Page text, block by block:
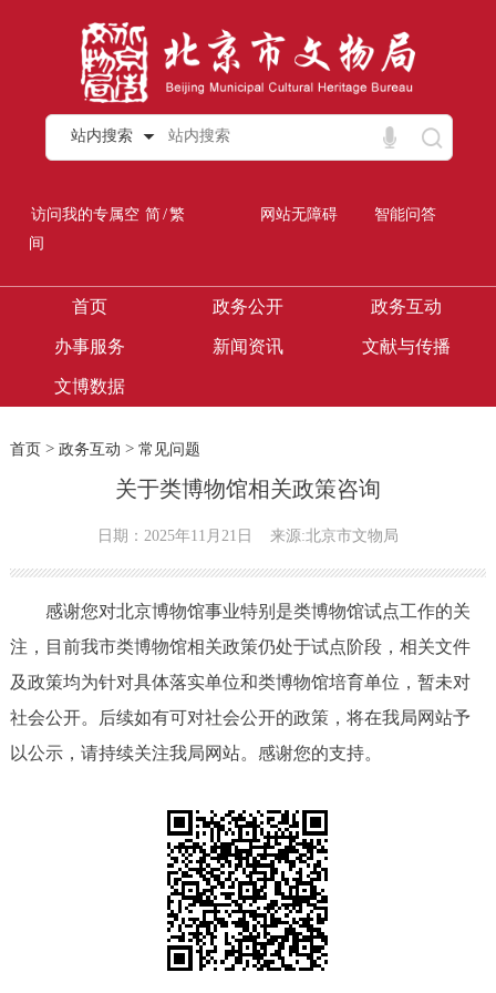
站内搜索
访问我的专属空
间
简/繁 网站无障碍 智能问答
首页 政务公开 政务互动
办事服务 新闻资讯 文献与传播
文博数据
首页> 政务互动 > 常见问题
关于类博物馆相关政策咨询
日期：2025年11月21日 来源:北京市文物局
感谢您对北京博物馆事业特别是类博物馆试点工作的关
注，目前我市类博物馆相关政策仍处于试点阶段，相关文件
及政策均为针对具体落实单位和类博物馆培育单位，暂未对
社会公开。后续如有可对社会公开的政策，将在我局网站予
以公示，请持续关注我局网站。感谢您的支持。